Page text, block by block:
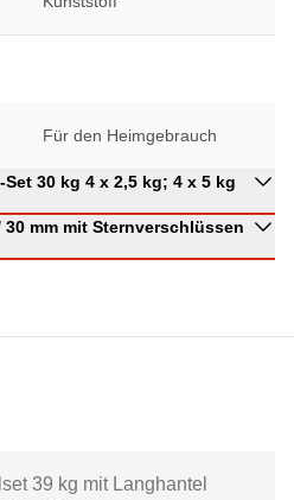
Für den Heimgebrauch
Kunststoff Hantelscheiben-Set 30 kg 4 x 2,5 kg; 4 x 5 kg
Langhantelstange 167 cm / 30 mm mit Sternverschlüssen
39 kg mit Langhantel